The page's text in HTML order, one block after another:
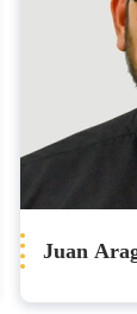
Juan